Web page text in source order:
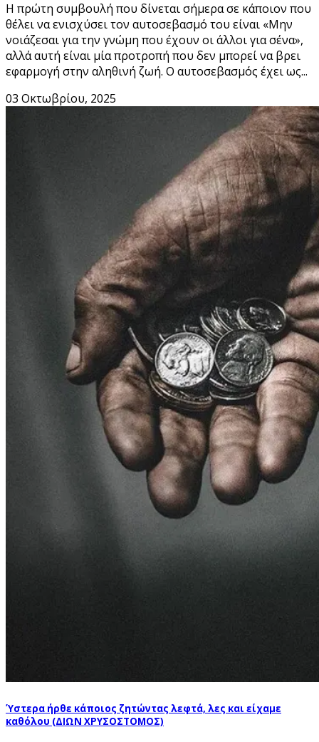
Η πρώτη συμβουλή που δίνεται σήμερα σε κάποιον που
θέλει να ενισχύσει τον αυτοσεβασμό του είναι «Μην
νοιάζεσαι για την γνώμη που έχουν οι άλλοι για σένα»,
αλλά αυτή είναι μία προτροπή που δεν μπορεί να βρει
εφαρμογή στην αληθινή ζωή. Ο αυτοσεβασμός έχει ως...
03 Οκτωβρίου, 2025
Ύστερα ήρθε κάποιος ζητώντας λεφτά, λες και είχαμε
καθόλου (ΔΙΩΝ ΧΡΥΣΟΣΤΟΜΟΣ)